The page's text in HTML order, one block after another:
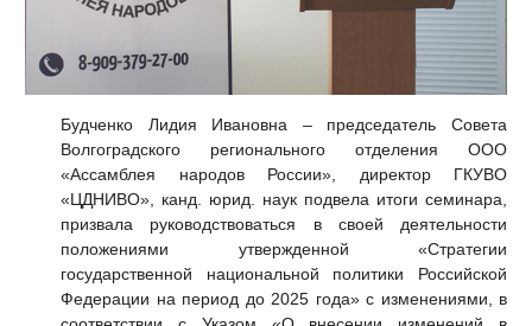
Будченко Лидия Ивановна – председатель Совета
Волгоградского регионального отделения ООО
«Ассамблея народов России», директор ГКУВО
«ЦДНИВО», канд. юрид. наук подвела итоги семинара,
призвала руководствоваться в своей деятельности
положениями утвержденной «Стратегии
государственной национальной политики Российской
Федерации на период до 2025 года» с изменениями, в